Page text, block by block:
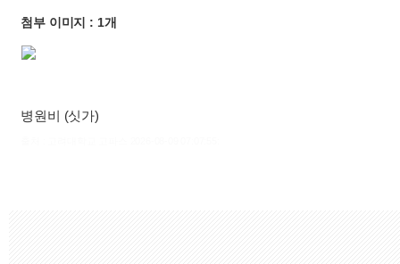
첨부 이미지 : 1개
병원비 (싯가)